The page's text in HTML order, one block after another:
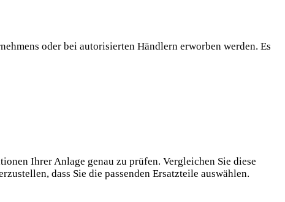
oder bei autorisierten Händlern erworben werden. Es
Ihrer Anlage genau zu prüfen. Vergleichen Sie diese
dass Sie die passenden Ersatzteile auswählen.